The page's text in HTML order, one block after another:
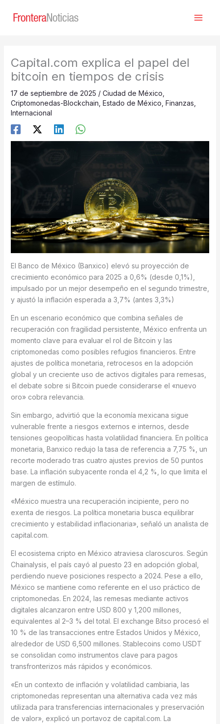
Capital.com explica el papel del
bitcoin en tiempos de crisis
17 de septiembre de 2025 / Ciudad de México
Criptomonedas-Blockchain Estado de México Finanzas
Internacional
El Banco de México (Banxico) elevó su proyección de
crecimiento económico para 2025 a 0,6% (desde 0,1%),
impulsado por un mejor desempeño en el segundo trimestre,
y ajustó la inflación esperada a 3,7% (antes 3,3%)
En un escenario económico que combina señales de
recuperación con fragilidad persistente, México enfrenta un
momento clave para evaluar el rol de Bitcoin y las
criptomonedas como posibles refugios financieros. Entre
ajustes de política monetaria, retrocesos en la adopción
global y un creciente uso de activos digitales para remesas,
el debate sobre si Bitcoin puede considerarse el «nuevo
oro» cobra relevancia.
Sin embargo, advirtió que la economía mexicana sigue
vulnerable frente a riesgos externos e internos, desde
tensiones geopolíticas hasta volatilidad financiera. En política
monetaria, Banxico redujo la tasa de referencia a 7,75 %, un
recorte moderado tras cuatro ajustes previos de 50 puntos
base. La inflación subyacente ronda el 4,2 %, lo que limita el
margen de estímulo.
«México muestra una recuperación incipiente, pero no
exenta de riesgos. La política monetaria busca equilibrar
crecimiento y estabilidad inflacionaria», señaló un analista de
capital.com.
El ecosistema cripto en México atraviesa claroscuros. Según
Chainalysis, el país cayó al puesto 23 en adopción global,
perdiendo nueve posiciones respecto a 2024. Pese a ello,
México se mantiene como referente en el uso práctico de
criptomonedas. En 2024, las remesas mediante activos
digitales alcanzaron entre USD 800 y 1,200 millones,
equivalentes al 2–3 % del total. El exchange Bitso procesó el
10 % de las transacciones entre Estados Unidos y México,
alrededor de USD 6,500 millones. Stablecoins como USDT
se consolidan como instrumentos clave para pagos
transfronterizos más rápidos y económicos.
«En un contexto de inflación y volatilidad cambiaria, las
criptomonedas representan una alternativa cada vez más
utilizada para transferencias internacionales y preservación
de valor», explicó un portavoz de capital.com. La